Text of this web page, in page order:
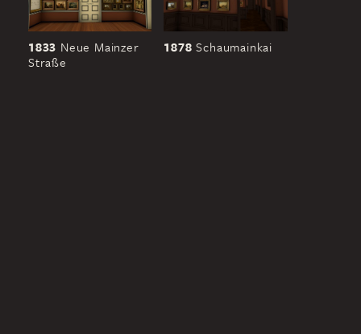
1833 Neue Mainzer
Straße
1878 Schaumainkai